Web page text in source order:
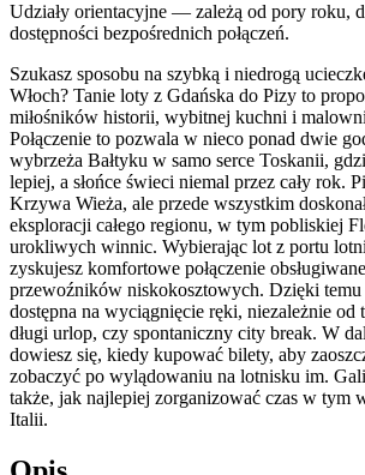
Udziały orientacyjne — zależą od pory roku,
dostępności bezpośrednich połączeń.
Szukasz sposobu na szybką i niedrogą
Włoch? Tanie loty z Gdańska do Pizy to
miłośników historii, wybitnej kuchni i
Połączenie to pozwala w nieco ponad dwie
wybrzeża Bałtyku w samo serce Toskanii,
lepiej, a słońce świeci niemal przez cały rok.
Krzywa Wieża, ale przede wszystkim
eksploracji całego regionu, w tym pobliskiej
urokliwych winnic. Wybierając lot z portu
zyskujesz komfortowe połączenie
przewoźników niskokosztowych. Dzięki temu
dostępna na wyciągnięcie ręki, niezależnie od
długi urlop, czy spontaniczny city break. W
dowiesz się, kiedy kupować bilety, aby
zobaczyć po wylądowaniu na lotnisku im.
także, jak najlepiej zorganizować czas w tym
Italii.